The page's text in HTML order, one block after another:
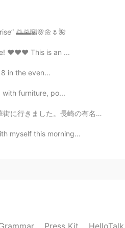
🌅🌄🌇🌸🌼🌷🌺
❤❤❤ This is an ...
in the even...
with furniture, po...
です。毎日食べたいです。 その後、眼鏡橋を見まし...
myself this morning...
Press Kit